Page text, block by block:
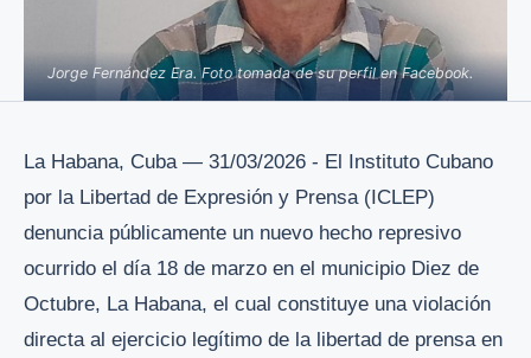
Jorge Fernández Era. Foto tomada de su perfil en Facebook.
La Habana, Cuba — 31/03/2026 - El Instituto Cubano
por la Libertad de Expresión y Prensa (ICLEP)
denuncia públicamente un nuevo hecho represivo
ocurrido el día 18 de marzo en el municipio Diez de
Octubre, La Habana, el cual constituye una violación
directa al ejercicio legítimo de la libertad de prensa en